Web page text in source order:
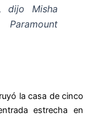
dijo Misha
la casa de cinco
estrecha en